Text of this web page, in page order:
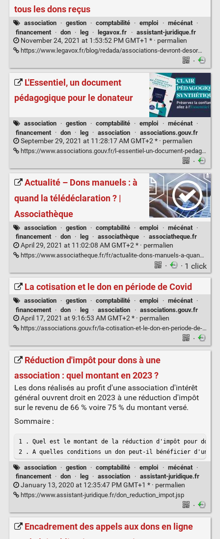
tous les dons reçus
association · gestion · comptabilité · emploi · mécénat
·
financement
· don · leg · legavox.fr · assistant-juridique.fr
November 24, 2021 at 1:53:52 PM GMT+1 * · permalien
https://www.legavox.fr/blog/redada/associations-devront-desormais-declarer-tous-31625.htm
·
L'Essentiel, un document
pédagogique pour le donateur
association · gestion · comptabilité · emploi · mécénat
·
financement
· don · leg · association · associations.gouv.fr
September 29, 2021 at 11:28:17 AM GMT+2 * · permalien
https://www.associations.gouv.fr/l-essentiel-un-document-pedagogique-pour-le-donateur.html
·
Actualité – Dons manuels : à
quand la télédéclaration ? |
Associathèque
association · gestion · comptabilité · emploi · mécénat
·
financement
· don · leg · associathèque · associatheque.fr
April 29, 2021 at 11:02:08 AM GMT+2 * · permalien
https://www.associatheque.fr/fr/actualite-dons-manuels-a-quand-la-teledeclaration.html
· · 1 click
La cotisation et le don en période de Covid
association · gestion · comptabilité · emploi · mécénat
·
financement
· don · leg · association · associations.gouv.fr
April 17, 2021 at 9:16:53 AM GMT+2 * · permalien
https://associations.gouv.fr/la-cotisation-et-le-don-en-periode-de-covid.html
·
Réduction d'impôt pour dons à une
association : quel montant en 2023 ?
Les dons réalisés au profit d'une association d'intérêt
général ouvrent droit en 2023 à une réduction d'impôt
sur le revenu de 66 % voire 75 % du montant versé.
Sommaire :
1 . Quel est le montant de la réduction d'impôt pour don à
2 . A quelles conditions un don peut-il bénéficier d'une
association · gestion · comptabilité · emploi · mécénat
·
financement
· don · leg · association · assistant-juridique.fr
January 13, 2020 at 12:35:47 PM GMT+1 * · permalien
https://www.assistant-juridique.fr/don_reduction_impot.jsp
·
Encadrement des appels aux dons en ligne